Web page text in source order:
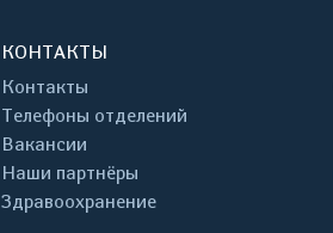
КОНТАКТЫ
Контакты
Телефоны отделений
Вакансии
Наши партнёры
Здравоохранение